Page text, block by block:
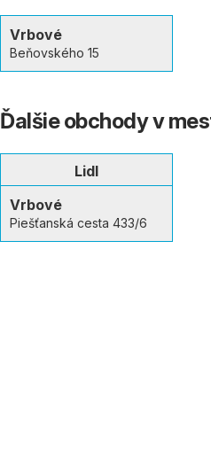
Vrbové
Beňovského 15
Ďalšie obchody v
Lidl
Vrbové
Piešťanská cesta 433/6